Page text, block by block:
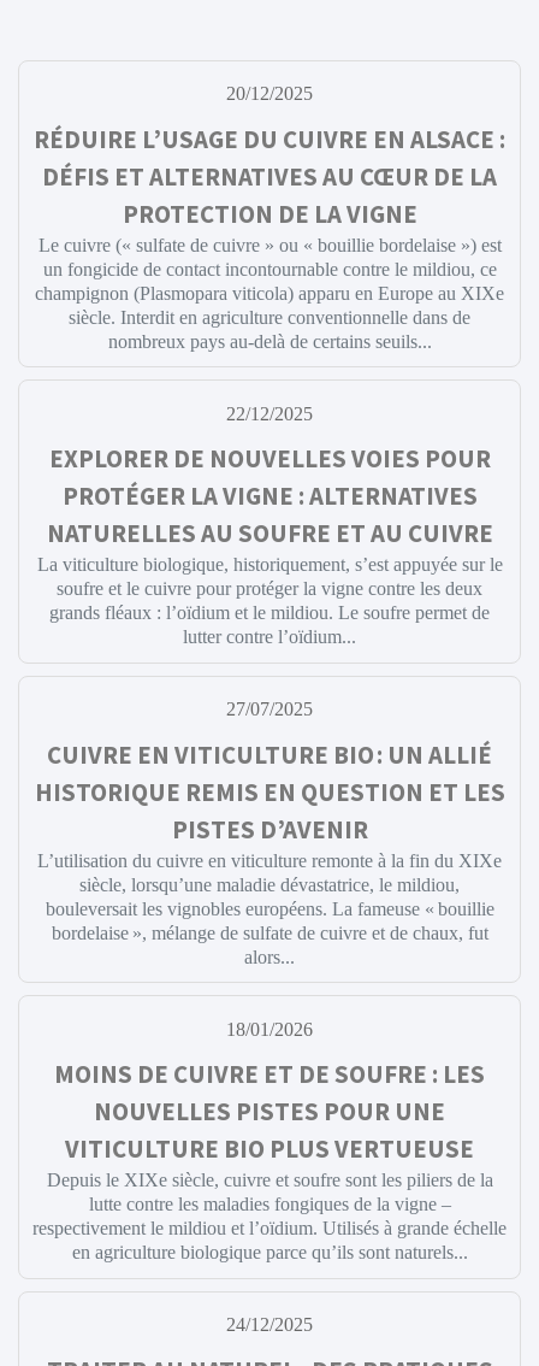
20/12/2025
RÉDUIRE L’USAGE DU CUIVRE EN ALSACE :
DÉFIS ET ALTERNATIVES AU CŒUR DE LA
PROTECTION DE LA VIGNE
Le cuivre (« sulfate de cuivre » ou « bouillie bordelaise ») est
un fongicide de contact incontournable contre le mildiou, ce
champignon (Plasmopara viticola) apparu en Europe au XIXe
siècle. Interdit en agriculture conventionnelle dans de
nombreux pays au-delà de certains seuils...
22/12/2025
EXPLORER DE NOUVELLES VOIES POUR
PROTÉGER LA VIGNE : ALTERNATIVES
NATURELLES AU SOUFRE ET AU CUIVRE
La viticulture biologique, historiquement, s’est appuyée sur le
soufre et le cuivre pour protéger la vigne contre les deux
grands fléaux : l’oïdium et le mildiou. Le soufre permet de
lutter contre l’oïdium...
27/07/2025
CUIVRE EN VITICULTURE BIO : UN ALLIÉ
HISTORIQUE REMIS EN QUESTION ET LES
PISTES D’AVENIR
L’utilisation du cuivre en viticulture remonte à la fin du XIXe
siècle, lorsqu’une maladie dévastatrice, le mildiou,
bouleversait les vignobles européens. La fameuse « bouillie
bordelaise », mélange de sulfate de cuivre et de chaux, fut
alors...
18/01/2026
MOINS DE CUIVRE ET DE SOUFRE : LES
NOUVELLES PISTES POUR UNE
VITICULTURE BIO PLUS VERTUEUSE
Depuis le XIXe siècle, cuivre et soufre sont les piliers de la
lutte contre les maladies fongiques de la vigne –
respectivement le mildiou et l’oïdium. Utilisés à grande échelle
en agriculture biologique parce qu’ils sont naturels...
24/12/2025